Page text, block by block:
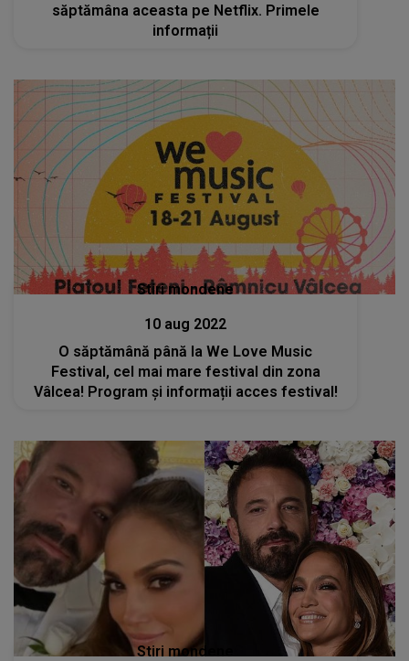
săptămâna aceasta pe Netflix. Primele
informații
Stiri mondene
10 aug 2022
O săptămână până la We Love Music
Festival, cel mai mare festival din zona
Vâlcea! Program și informații acces festival!
Stiri mondene